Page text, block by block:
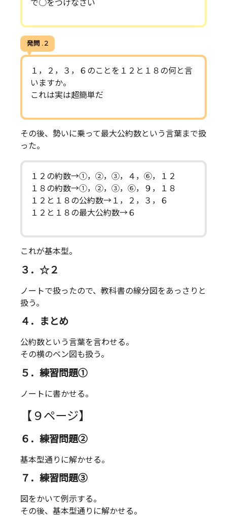
で○をつけなさい
発問 . 2
１，２，３，６のことを１２と１８の何と言
いますか。
これは実は超簡単だ
その後、勢いに乗って最大公約数という言葉まで扱
った。
１２の約数→①，②，③，４，⑥，１２
１８の約数→①，②，③，⑥，９，１８
１２と１８の公約数→１，２，３，６
１２と１８の最大公約数→６
これが基本型。
３．☆２
ノートで扱ったので、教科書の線分図をあっさりと
扱う。
４．まとめ
公約数という言葉を言わせる。
その横のベン図も扱う。
５．練習問題①
ノートに書かせる。
【９ページ】
６．練習問題②
基本型通りに解かせる。
７．練習問題③
図をかいて例示する。
その後、基本型通りに解かせる。